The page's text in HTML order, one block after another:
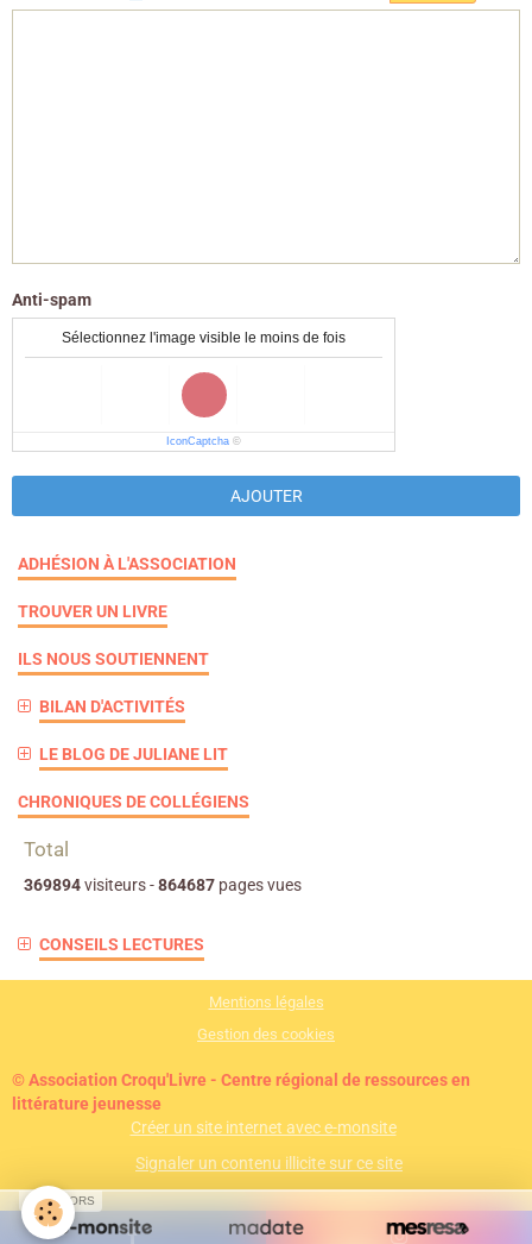
Anti-spam
Sélectionnez l'image visible le moins de fois
IconCaptcha ©
AJOUTER
ADHÉSION À L'ASSOCIATION
TROUVER UN LIVRE
ILS NOUS SOUTIENNENT
BILAN D'ACTIVITÉS
LE BLOG DE JULIANE LIT
CHRONIQUES DE COLLÉGIENS
Total
369894visiteurs -864687 pages vues
CONSEILS LECTURES
Mentions légales
Gestion des cookies
© Association Croqu'Livre - Centre régional de ressources en
littérature jeunesse
Créer un site internet avec e-monsite
Signaler un contenu illicite sur ce site
SPONSORS